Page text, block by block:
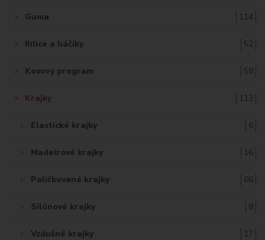
Guma 114
Ihlice a háčiky 52
Kovový program 58
Krajky 113
Elastické krajky 6
Madeirové krajky 16
Paličkované krajky 66
Silónové krajky 8
Vzdušné krajky 17